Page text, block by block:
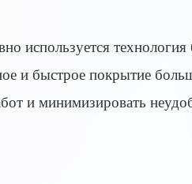
используется
и быстрое покрытие
и минимизировать